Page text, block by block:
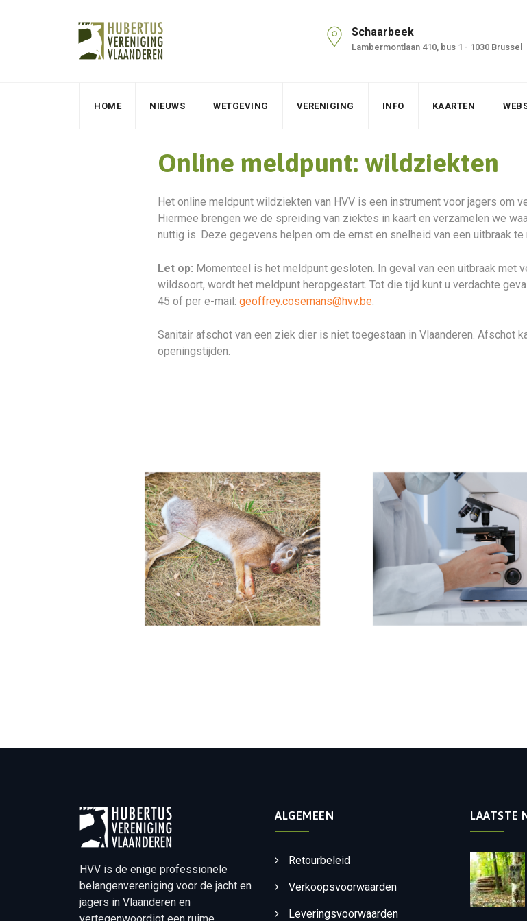
Schaarbeek
Lambermontlaan 410, bus 1 - 1030 Brussel
HOME NIEUWS WETGEVING VERENIGING INFO KAARTEN
Online meldpunt: wildziekten
Het online meldpunt wildziekten van HVV is een instrument voor jagers om
Hiermee brengen we de spreiding van ziektes in kaart en verzamelen we
nuttig is. Deze gegevens helpen om de ernst en snelheid van een uitbraak te
Let op: Momenteel is het meldpunt gesloten. In geval van een uitbraak
wildsoort, wordt het meldpunt heropgestart. Tot die tijd kunt u verdachte
45 of per e-mail: geoffrey.cosemans@hvv.be.
Sanitair afschot van een ziek dier is niet toegestaan in Vlaanderen. Afschot
openingstijden.
HVV is de enige professionele
belangenvereniging voor de jacht en
jagers in Vlaanderen en
ALGEMEEN
Retourbeleid
Verkoopsvoorwaarden
Leveringsvoorwaarden
LAATSTE